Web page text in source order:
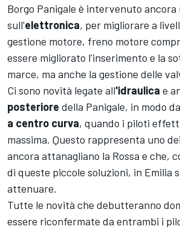
Borgo Panigale è intervenuto ancora
sull'elettronica, per migliorare a
gestione motore, freno motore
essere migliorato l'inserimento e la
marce, ma anche la gestione delle
Ci sono novità legate all'idraulica e
posteriore della Panigale, in modo
a centro curva, quando i piloti
massima. Questo rappresenta uno
ancora attanagliano la Rossa e che,
di queste piccole soluzioni, in Emilia
attenuare.
Tutte le novità che debutteranno
essere riconfermate da entrambi i